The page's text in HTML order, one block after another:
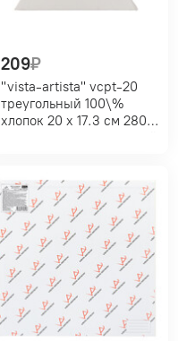
209₽
"vista-artista" vcpt-20
треугольный 100\%
хлопок 20 х 17.3 см 280